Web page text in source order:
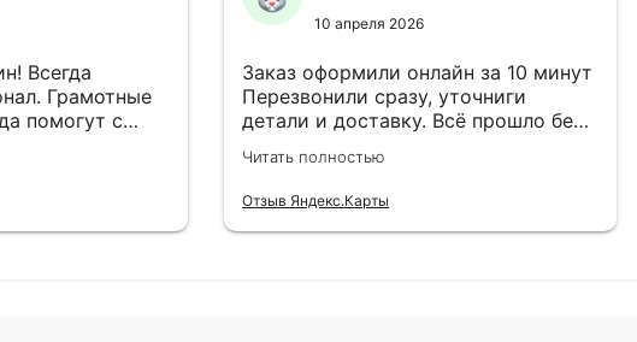
Всегда
Грамотные
помогут с
в
10 апреля 2026
Заказ оформили онлайн за 10 минут
Перезвонили сразу, уточниги
детали и доставку. Всё прошло без
лишней суеты.
Читать полностью
Отзыв Яндекс.Карты